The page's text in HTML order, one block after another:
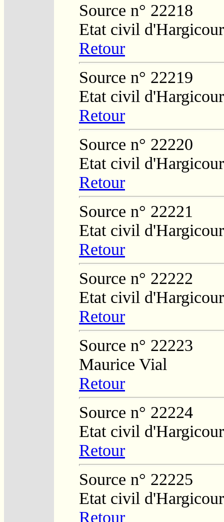
Source n° 22218
Etat civil
Retour
Source n° 22219
Etat civil
Retour
Source n° 22220
Etat civil
Retour
Source n° 22221
Etat civil
Retour
Source n° 22222
Etat civil
Retour
Source n° 22223
Maurice Vial
Retour
Source n° 22224
Etat civil
Retour
Source n° 22225
Etat civil
Retour